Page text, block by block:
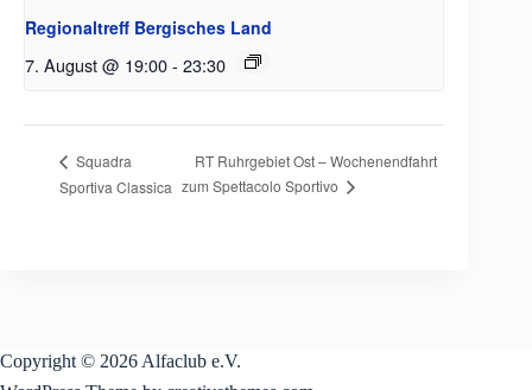
Regionaltreff Bergisches Land
7. August @ 19:00- 23:30
Squadra
Sportiva Classica
RT Ruhrgebiet Ost – Wochenendfahrt
zum Spettacolo Sportivo
Copyright © 2026 Alfaclub e.V.